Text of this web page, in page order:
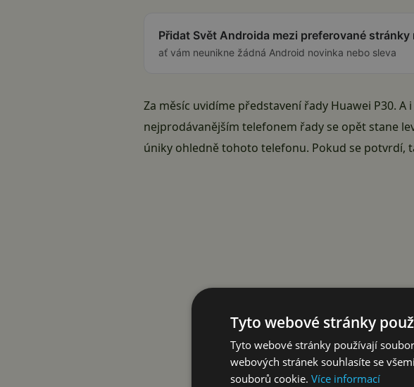
Přidat Svět Androida mezi preferované stránky
ať vám neunikne žádná Android novinka nebo sleva
Za měsíc uvidíme představení řady Huawei P30.
nejprodávanějším telefonem řady se opět stane
úniky ohledně tohoto telefonu. Pokud se potvrdí,
Tyto webové stránky
Tyto webové stránky používají
webových stránek souhlasíte se
souborů cookie. Více informací